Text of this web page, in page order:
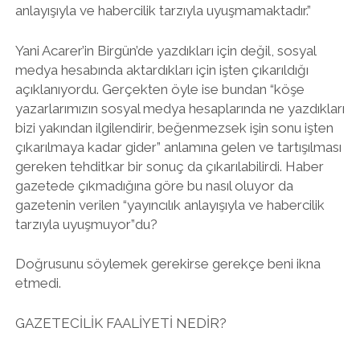
anlayışıyla ve habercilik tarzıyla uyuşmamaktadır.”
Yani Acarer’in Birgün’de yazdıkları için değil, sosyal
medya hesabında aktardıkları için işten çıkarıldığı
açıklanıyordu. Gerçekten öyle ise bundan “köşe
yazarlarımızın sosyal medya hesaplarında ne yazdıkları
bizi yakından ilgilendirir, beğenmezsek işin sonu işten
çıkarılmaya kadar gider” anlamına gelen ve tartışılması
gereken tehditkar bir sonuç da çıkarılabilirdi. Haber
gazetede çıkmadığına göre bu nasıl oluyor da
gazetenin verilen “yayıncılık anlayışıyla ve habercilik
tarzıyla uyuşmuyor”du?
Doğrusunu söylemek gerekirse gerekçe beni ikna
etmedi.
GAZETECİLİK FAALİYETİ NEDİR?